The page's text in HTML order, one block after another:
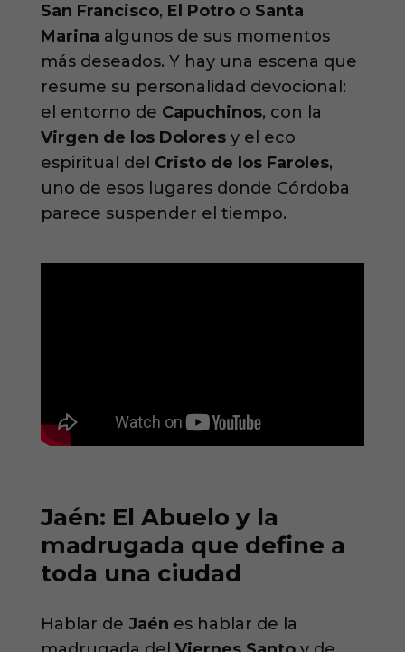
San Francisco, El Potroo Santa
Marina algunos de sus momentos
más deseados. Y hay una escena que
resume su personalidad devocional:
el entorno de Capuchinos, con la
Virgen de los Doloresy el eco
espiritual del Cristo de los Faroles,
uno de esos lugares donde Córdoba
parece suspender el tiempo.
Jaén: El Abuelo y la
madrugada que define a
toda una ciudad
Hablar de Jaén es hablar de la